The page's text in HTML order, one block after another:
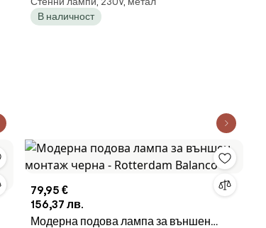
сива с опал - Malios
В наличност
79,95 €
156,37 лв.
Модерна подова лампа за външен